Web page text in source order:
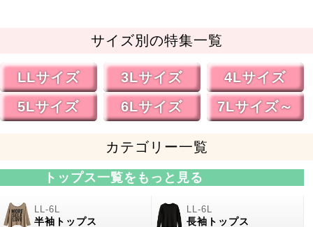
サイズ別の特集一覧
LLサイズ 3Lサイズ
4Lサイズ
5Lサイズ
6Lサイズ 7Lサイズ～
カテゴリー一覧
トップス一覧をもっと見る
半袖トップス 長袖トップス